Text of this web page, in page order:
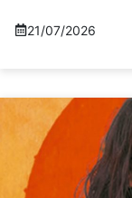
21/07/2026